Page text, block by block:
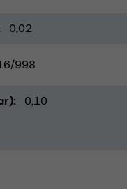
0,02
998
0,10